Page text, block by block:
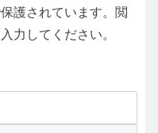
護されています。閲
力してください。